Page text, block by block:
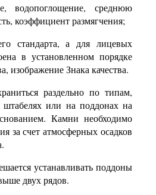
водопоглощение, среднюю
коэффициент размягчения;
стандарта, а для лицевых
в установленном порядке
изображение Знака качества.
раздельно по типам,
или на поддонах на
Камни необходимо
за счет атмосферных осадков
устанавливать поддоны
двух рядов.